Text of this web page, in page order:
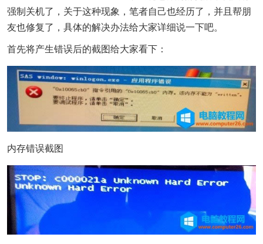
强制关机了，关于这种现象，笔者自己也经历了，并且帮朋
友也修复了，具体的解决办法给大家详细说一下吧。
首先将产生错误后的截图给大家看下：
内存错误截图